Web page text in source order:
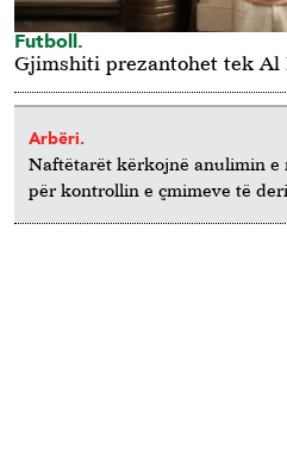
Futboll.
Gjimshiti prezantohet tek Al
Arbëri.
Naftëtarët kërkojnë anulimin e
për kontrollin e çmimeve të